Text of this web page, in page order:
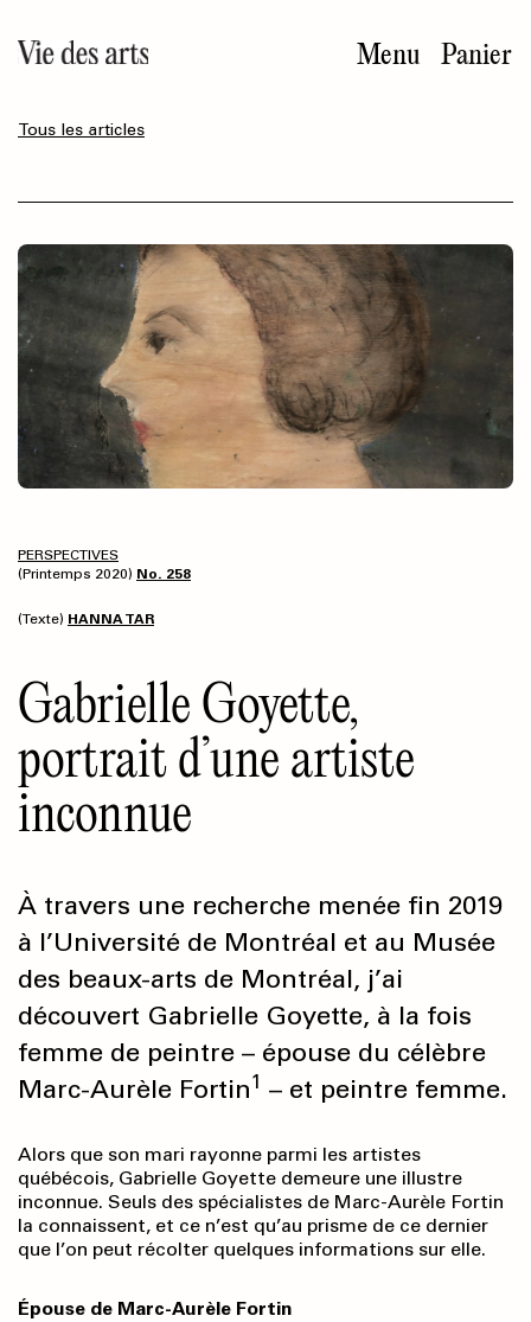
au
contenu
Menu Panier
Tous les articles
PERSPECTIVES
(Printemps 2020) No. 258
(Texte) HANNA TAR
Gabrielle Goyette,
portrait d’une artiste
inconnue
À travers une recherche menée fin 2019
à l’Université de Montréal et au Musée
des beaux-arts de Montréal, j’ai
découvert Gabrielle Goyette, à la fois
femme de peintre – épouse du célèbre
Marc-Aurèle Fortin1 – et peintre femme.
Alors que son mari rayonne parmi les artistes
québécois, Gabrielle Goyette demeure une illustre
inconnue. Seuls des spécialistes de Marc-Aurèle Fortin
la connaissent, et ce n’est qu’au prisme de ce dernier
que l’on peut récolter quelques informations sur elle.
Épouse de Marc-Aurèle Fortin